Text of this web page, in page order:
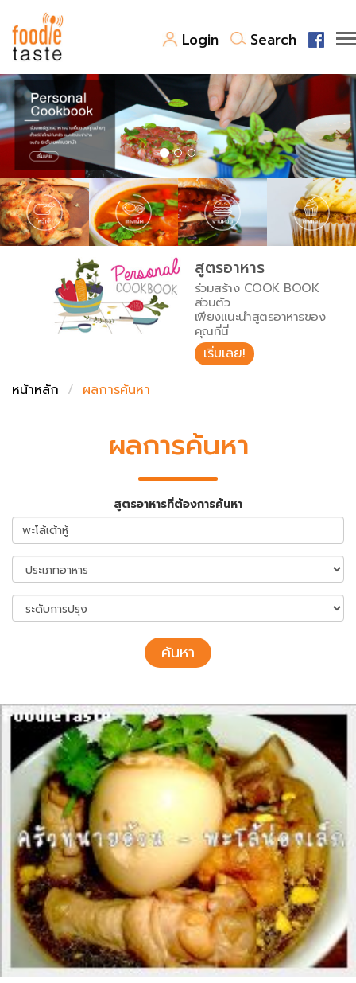
Login Search
สูตรอาหาร
สูตรอาหารล่าสุด
Top Foodie
พาไปชิม
สารพันก้นครัว
เคล็ดลับน่ารู้
เปรียบเทียบหน่วยการตวง
เปรียบเทียบอุณหภูมิ
เปรียบเทียบน้ำหนักวัตถุดิบ
FoodPedia
สร้าง Cookbook
สูตรอาหาร
ร่วมสร้าง COOK BOOK
ส่วนตัว
เพียงแนะนำสูตรอาหารของ
คุณที่นี่
เริ่มเลย!
หน้าหลัก
ผลการค้นหา
ผลการค้นหา
สูตรอาหารที่ต้องการค้นหา
ค้นหา